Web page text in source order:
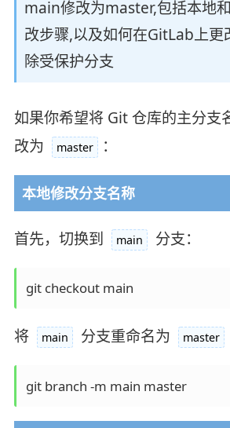
main修改为master,包括本地
改步骤,以及如何在GitLab上更
除受保护分支
如果你希望将 Git 仓库的主分支
改为
master ：
本地修改分支名称
首先，切换到 main 分支：
git checkout main
将 main 分支重命名为 master
git branch -m main master